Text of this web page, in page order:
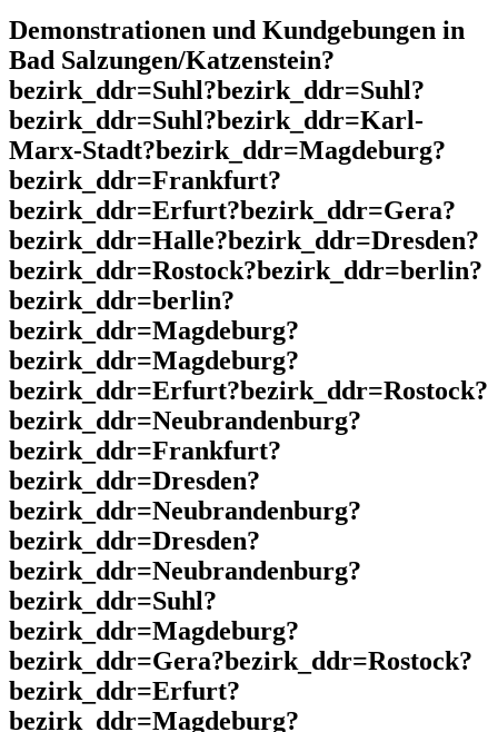
Demonstrationen und Kundgebungen in
Bad Salzungen/Katzenstein?
bezirk_ddr=Suhl?bezirk_ddr=Suhl?
bezirk_ddr=Suhl?bezirk_ddr=Karl-
Marx-Stadt?bezirk_ddr=Magdeburg?
bezirk_ddr=Frankfurt?
bezirk_ddr=Erfurt?bezirk_ddr=Gera?
bezirk_ddr=Halle?bezirk_ddr=Dresden?
bezirk_ddr=Rostock?bezirk_ddr=berlin?
bezirk_ddr=berlin?
bezirk_ddr=Magdeburg?
bezirk_ddr=Magdeburg?
bezirk_ddr=Erfurt?bezirk_ddr=Rostock?
bezirk_ddr=Neubrandenburg?
bezirk_ddr=Frankfurt?
bezirk_ddr=Dresden?
bezirk_ddr=Neubrandenburg?
bezirk_ddr=Dresden?
bezirk_ddr=Neubrandenburg?
bezirk_ddr=Suhl?
bezirk_ddr=Magdeburg?
bezirk_ddr=Gera?bezirk_ddr=Rostock?
bezirk_ddr=Erfurt?
bezirk_ddr=Magdeburg?